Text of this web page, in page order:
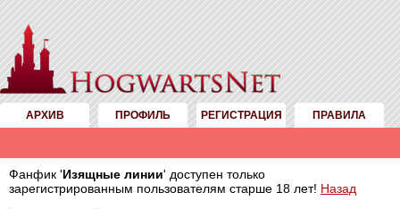
АРХИВ ПРОФИЛЬ РЕГИСТРАЦИЯ ПРАВИЛА
Фанфик 'Изящные линии' доступен только
зарегистрированным пользователям старше 18 лет! Назад